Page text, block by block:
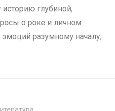
историю глубиной,
о роке и личном
разумному началу,